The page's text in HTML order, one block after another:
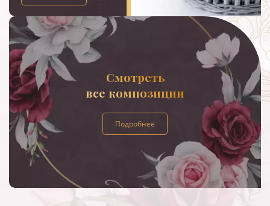
Смотреть
все композиции
Подробнее